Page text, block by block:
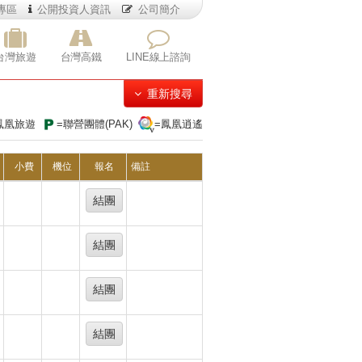
灣旅遊 台灣高鐵 LINE線上諮詢
區 公開投資人資訊 公司簡介
重新搜尋
凰旅遊 =聯營團體(PAK) =鳳凰逍遙
小費 機位 報名 備註
結團
結團
結團
結團